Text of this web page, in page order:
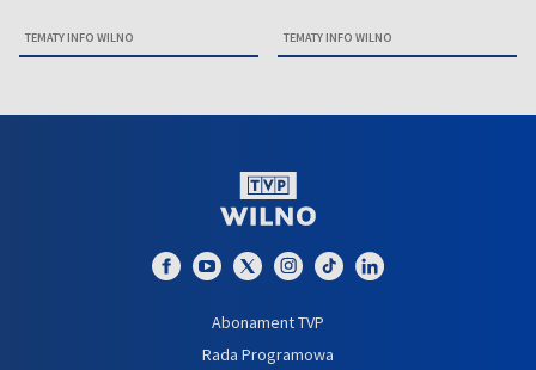
TEMATY INFO WILNO TEMATY INFO WILNO
Abonament TVP
Rada Programowa